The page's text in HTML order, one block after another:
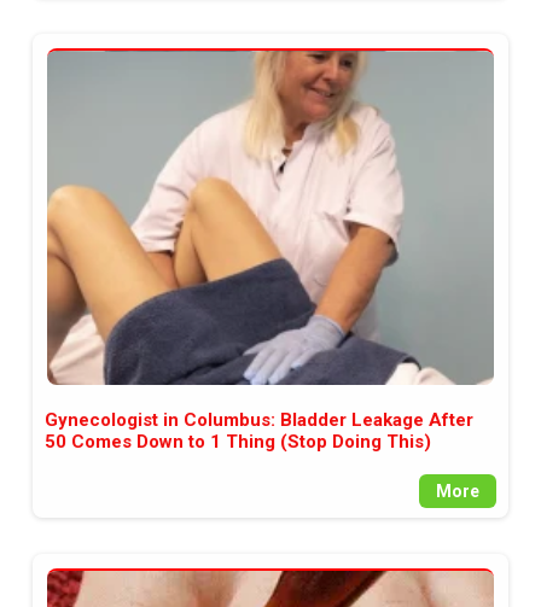
Gynecologist in Columbus: Bladder Leakage After
50 Comes Down to 1 Thing (Stop Doing This)
More